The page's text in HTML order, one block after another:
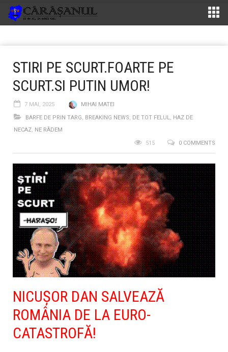
STIRI PE SCURT.FOARTE PE
SCURT.SI PUTIN UMOR!
7 MAI, 2025
MIHAI MATEI
BARFE DE PRIN TARG, BREAKING NEWS, DE TOT FELUL, HAZ DE
NECAZ, NE RÂDEM
0 COMMENTS
515
NICUȘOR DAN SALVEAZĂ
ROMÂNIA DE LA EURO-
CATASTROFĂ!